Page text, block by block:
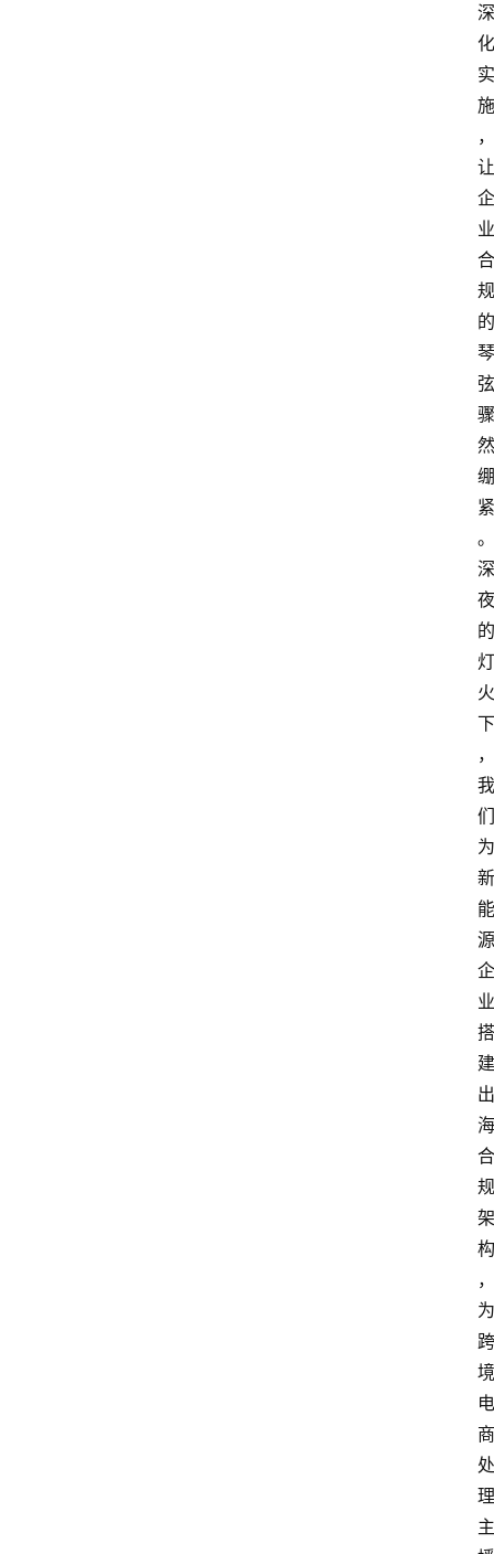
深
化
实
施
，
让
企
业
合
规
的
琴
弦
骤
然
绷
紧
。
深
夜
的
灯
火
下
，
我
们
为
新
能
源
企
业
搭
建
出
海
合
规
架
构
，
为
跨
境
电
商
处
理
主